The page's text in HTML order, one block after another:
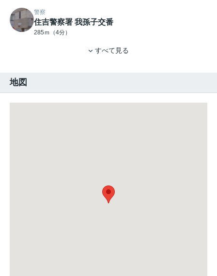
警察
住吉警察署 我孫子交番
285ｍ（4分）
すべて見る
地図